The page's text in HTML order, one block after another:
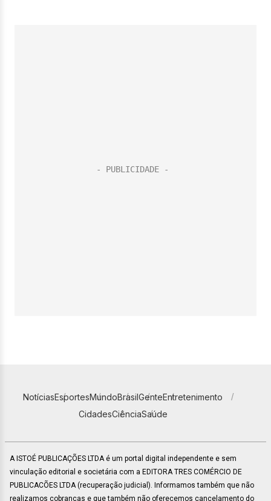
NotíciasEsportesMundoBrasilGenteEntretenimento
CidadesCiênciaSaúde
A ISTOÉ PUBLICAÇÕES LTDA é um portal digital independente e sem
vinculação editorial e societária com a EDITORA TRES COMÉRCIO DE
PUBLICACÕES LTDA (recuperação judicial). Informamos também que não
realizamos cobranças e que também não oferecemos cancelamento do